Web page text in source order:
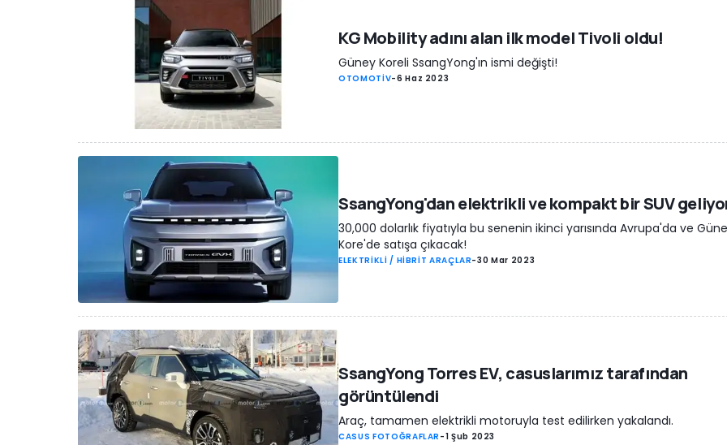
KG Mobility adını alan ilk model Tivoli oldu!
Güney Koreli SsangYong'ın ismi değişti!
OTOMOTİV-6 Haz 2023
SsangYong'dan elektrikli ve kompakt bir SUV
30,000 dolarlık fiyatıyla bu senenin ikinci yarısında Avrupa'da ve
Kore'de satışa çıkacak!
ELEKTRİKLİ / HİBRİT ARAÇLAR-30 Mar 2023
SsangYong Torres EV, casuslarımız tarafından
görüntülendi
Araç, tamamen elektrikli motoruyla test edilirken yakalandı.
CASUS FOTOĞRAFLAR -1 Şub 2023